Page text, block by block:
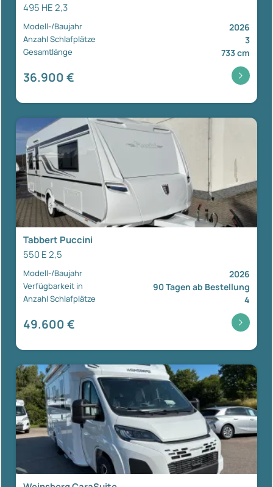
495 HE 2,3
Modell-/Baujahr 2026
Anzahl Schlafplätze 3
Gesamtlänge 733 cm
36.900 €
Tabbert Puccini
550 E 2,5
Modell-/Baujahr 2026
Verfügbarkeit in 90 Tagen ab Bestellung
Anzahl Schlafplätze 4
49.600 €